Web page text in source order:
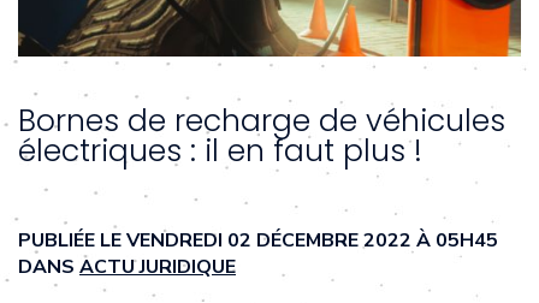
Bornes de recharge de véhicules
électriques : il en faut plus !
PUBLIÉE LE VENDREDI 02 DÉCEMBRE 2022 À 05H45
DANS ACTU JURIDIQUE